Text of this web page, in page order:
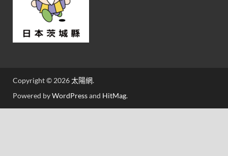
Copyright © 2026太陽網.
Powered byWordPressand HitMag.